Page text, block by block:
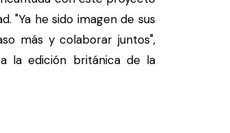
"Ya he sido imagen de sus
más y colaborar juntos",
la edición británica de la